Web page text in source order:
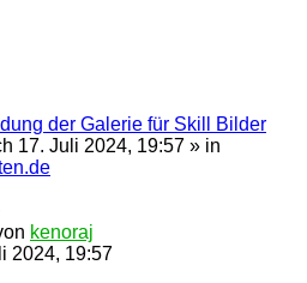
der Galerie für Skill Bilder
17. Juli 2024, 19:57 » in
kenoraj
2024, 19:57